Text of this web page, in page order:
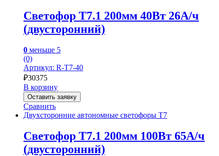
Светофор Т7.1 200мм 40Вт 26А/ч
(двусторонний)
0 меньше 5
(0)
Артикул: R-Т7-40
₽30375
В корзину
Оставить заявку
Сравнить
Двухсторонние автономные светофоры Т7
Светофор Т7.1 200мм 100Вт 65А/ч
(двусторонний)